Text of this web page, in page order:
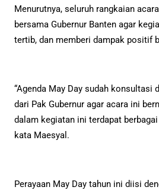
Menurutnya, seluruh rangkaian
bersama Gubernur Banten agar
tertib, dan memberi dampak positif
“Agenda May Day sudah konsultasi
dari Pak Gubernur agar acara ini
dalam kegiatan ini terdapat
kata Maesyal.
Perayaan May Day tahun ini diisi